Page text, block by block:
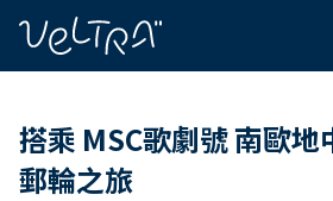
搭乘 MSC歌劇號 南歐地
郵輪之旅